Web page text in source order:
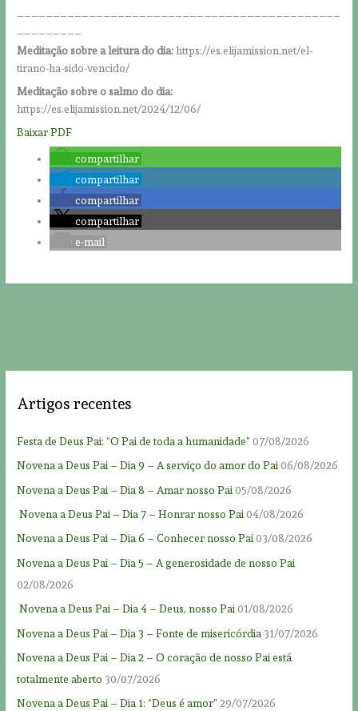
Meditação sobre a leitura do dia:https://es.elijamission.net/el-
tirano-ha-sido-vencido/
Meditação sobre o salmo do dia:
https://es.elijamission.net/2024/12/06/
Baixar PDF
compartilhar
compartilhar
compartilhar
compartilhar
e-mail
Artigos recentes
Festa de Deus Pai: “O Pai de toda a humanidade” 07/08/2026
Novena a Deus Pai – Dia 9 – A serviço do amor do Pai 06/08/2026
Novena a Deus Pai – Dia 8 – Amar nosso Pai 05/08/2026
Novena a Deus Pai – Dia 7 – Honrar nosso Pai 04/08/2026
Novena a Deus Pai – Dia 6 – Conhecer nosso Pai03/08/2026
Novena a Deus Pai – Dia 5 – A generosidade de nosso Pai
02/08/2026
Novena a Deus Pai – Dia 4 – Deus, nosso Pai01/08/2026
Novena a Deus Pai – Dia 3 – Fonte de misericórdia 31/07/2026
Novena a Deus Pai – Dia 2 – O coração de nosso Pai está
totalmente aberto 30/07/2026
Novena a Deus Pai – Dia 1: “Deus é amor” 29/07/2026